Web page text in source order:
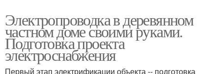
Электропроводка в деревянном
частном доме своими руками.
Подготовка проекта
электроснабжения
Первый этап электрификации объекта -- подготовка